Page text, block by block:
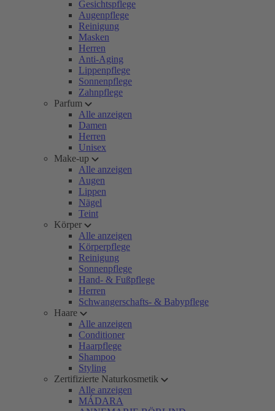
Gesichtspflege
Augenpflege
Reinigung
Masken
Herren
Anti-Aging
Lippenpflege
Sonnenpflege
Zahnpflege
Parfum
Alle anzeigen
Damen
Herren
Unisex
Make-up
Alle anzeigen
Augen
Lippen
Nägel
Teint
Körper
Alle anzeigen
Körperpflege
Reinigung
Sonnenpflege
Hand- & Fußpflege
Herren
Schwangerschafts- & Babypflege
Haare
Alle anzeigen
Conditioner
Haarpflege
Shampoo
Styling
Zertifizierte Naturkosmetik
Alle anzeigen
MÁDARA